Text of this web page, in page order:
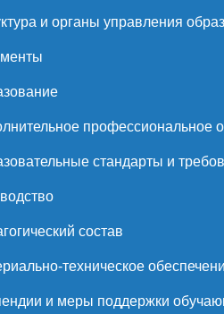
и органы управления
профессиональное
стандарты и
состав
техническое
и меры поддержки